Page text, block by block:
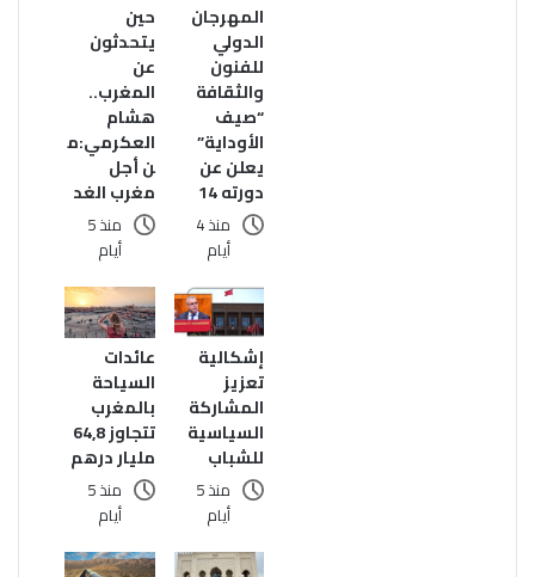
المهرجان
الدولي
للفنون
والثقافة
“صيف
الأوداية”
يعلن عن
دورته 14
منذ 4
أيام
حين
يتحدثون
عن
المغرب..
هشام
العكرمي:م
ن أجل
مغرب الغد
منذ 5
أيام
إشكالية
تعزيز
المشاركة
السياسية
للشباب
منذ 5
أيام
عائدات
السياحة
بالمغرب
تتجاوز 64,8
مليار درهم
منذ 5
أيام